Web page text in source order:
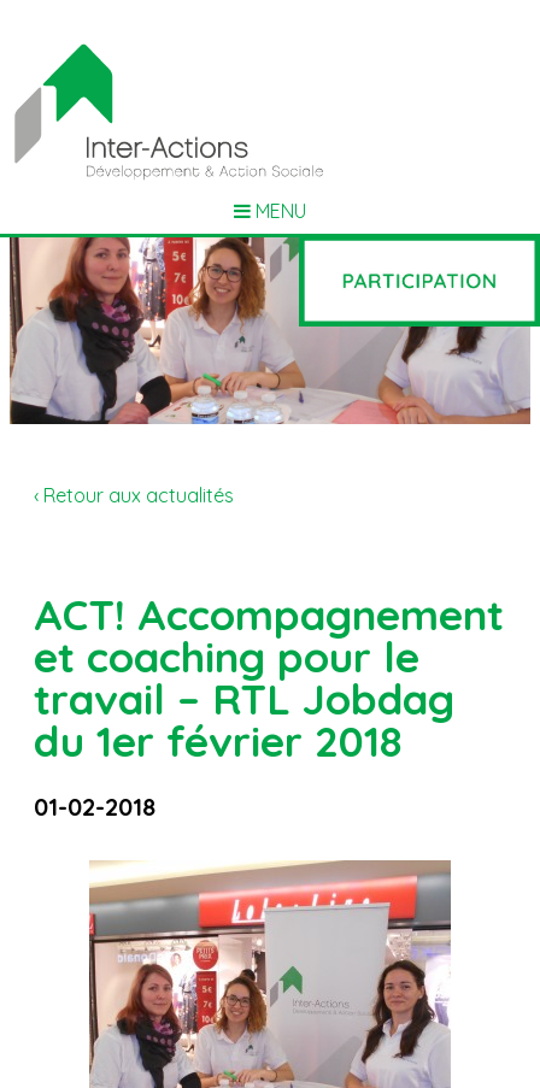
MENU
‹ Retour aux actualités
ACT! Accompagnement
et coaching pour le
travail – RTL Jobdag
du 1er février 2018
01-02-2018